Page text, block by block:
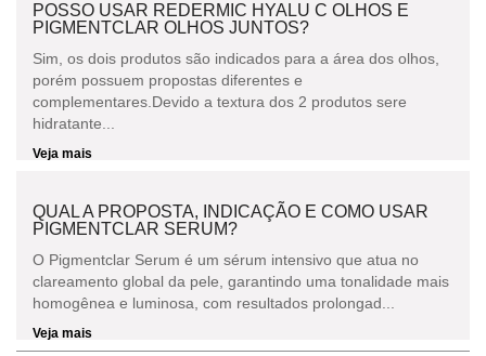
POSSO USAR REDERMIC HYALU C OLHOS E
PIGMENTCLAR OLHOS JUNTOS?
Sim, os dois produtos são indicados para a área dos olhos,
porém possuem propostas diferentes e
complementares.Devido a textura dos 2 produtos sere
hidratante...
Veja mais
QUAL A PROPOSTA, INDICAÇÃO E COMO USAR
PIGMENTCLAR SERUM?
O Pigmentclar Serum é um sérum intensivo que atua no
clareamento global da pele, garantindo uma tonalidade mais
homogênea e luminosa, com resultados prolongad...
Veja mais